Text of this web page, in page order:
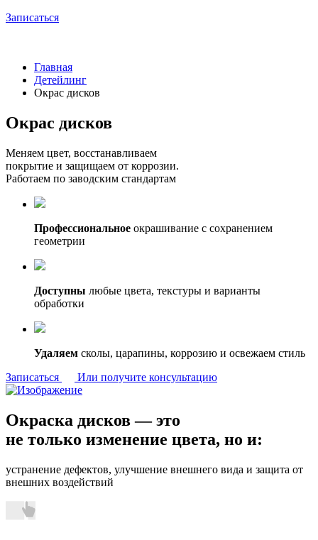
Записаться
Главная
Детейлинг
Окрас дисков
Окрас дисков
Меняем цвет, восстанавливаем
покрытие и защищаем от коррозии.
Работаем по заводским стандартам
Профессиональное окрашивание с сохранением
геометрии
Доступны любые цвета, текстуры и варианты
обработки
Удаляем сколы, царапины, коррозию и освежаем стиль
Записаться
Или получите консультацию
Окраска дисков — это
не только изменение цвета, но и:
устранение дефектов, улучшение внешнего вида и защита от
внешних воздействий